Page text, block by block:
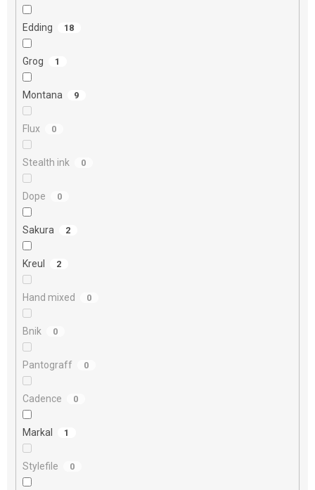
Edding 18
Grog 1
Montana 9
Flux 0
Stealth ink 0
Dope 0
Sakura 2
Kreul 2
Hand mixed 0
Bnik 0
Pantograff 0
Cadence 0
Markal 1
Stylefile 0